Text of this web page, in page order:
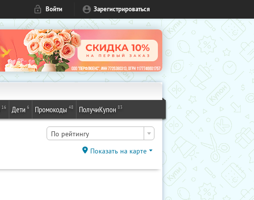
Войти Зарегистрироваться
16 Дети 6 Промокоды 48 ПолучиКупон 83
По рейтингу
Показать на карте